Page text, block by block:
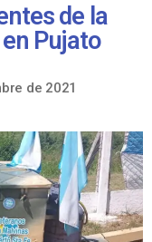
de la
Pujato
de 2021